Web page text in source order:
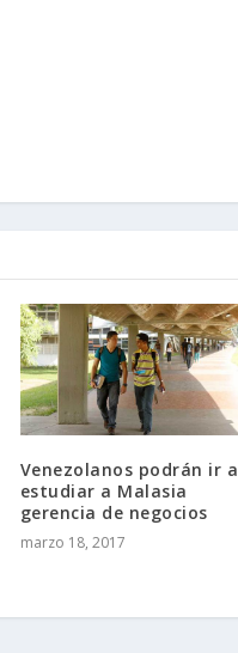
Venezolanos podrán ir a
estudiar a Malasia
gerencia de negocios
marzo 18, 2017